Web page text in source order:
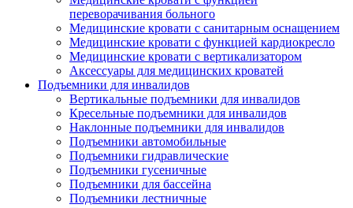
переворачивания больного
Медицинские кровати с санитарным оснащением
Медицинские кровати с функцией кардиокресло
Медицинские кровати с вертикализатором
Аксессуары для медицинских кроватей
Подъемники для инвалидов
Вертикальные подъемники для инвалидов
Кресельные подъемники для инвалидов
Наклонные подъемники для инвалидов
Подъемники автомобильные
Подъемники гидравлические
Подъемники гусеничные
Подъемники для бассейна
Подъемники лестничные